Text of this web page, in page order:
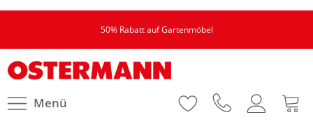
50% Rabatt auf Gartenmöbel
Menü